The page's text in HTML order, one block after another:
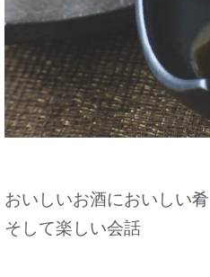
おいしいお酒においしい肴
そして楽しい会話